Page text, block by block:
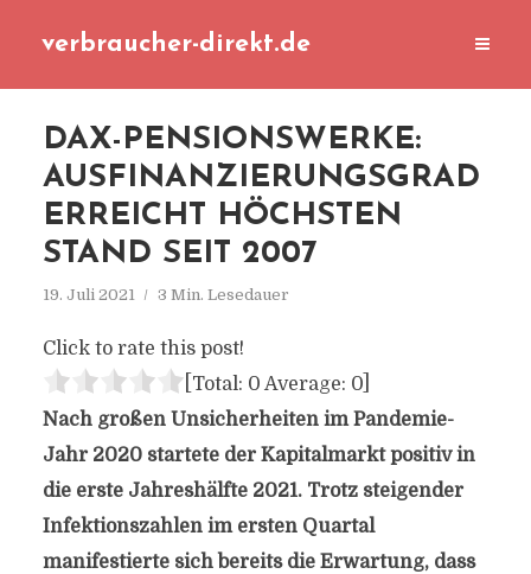
verbraucher-direkt.de
DAX-PENSIONSWERKE:
AUSFINANZIERUNGSGRAD
ERREICHT HÖCHSTEN
STAND SEIT 2007
19. Juli 2021 3 Min. Lesedauer
Click to rate this post!
[Total: 0 Average: 0]
Nach großen Unsicherheiten im Pandemie-
Jahr 2020 startete der Kapitalmarkt positiv in
die erste Jahreshälfte 2021. Trotz steigender
Infektionszahlen im ersten Quartal
manifestierte sich bereits die Erwartung, dass